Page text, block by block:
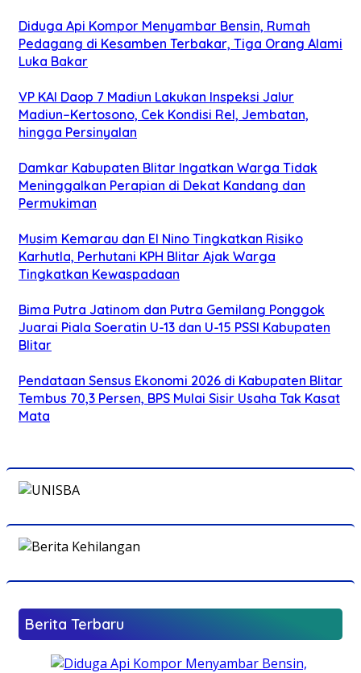
Diduga Api Kompor Menyambar Bensin, Rumah
Pedagang di Kesamben Terbakar, Tiga Orang Alami
Luka Bakar
VP KAI Daop 7 Madiun Lakukan Inspeksi Jalur
Madiun–Kertosono, Cek Kondisi Rel, Jembatan,
hingga Persinyalan
Damkar Kabupaten Blitar Ingatkan Warga Tidak
Meninggalkan Perapian di Dekat Kandang dan
Permukiman
Musim Kemarau dan El Nino Tingkatkan Risiko
Karhutla, Perhutani KPH Blitar Ajak Warga
Tingkatkan Kewaspadaan
Bima Putra Jatinom dan Putra Gemilang Ponggok
Juarai Piala Soeratin U-13 dan U-15 PSSI Kabupaten
Blitar
Pendataan Sensus Ekonomi 2026 di Kabupaten Blitar
Tembus 70,3 Persen, BPS Mulai Sisir Usaha Tak Kasat
Mata
Berita Terbaru